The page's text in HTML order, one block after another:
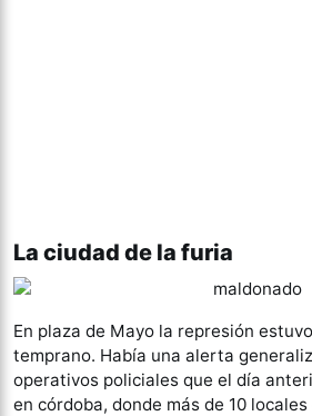
La ciudad de la furia
En plaza de Mayo la represión
temprano. Había una alerta
operativos policiales que el día
en córdoba, donde más de 10